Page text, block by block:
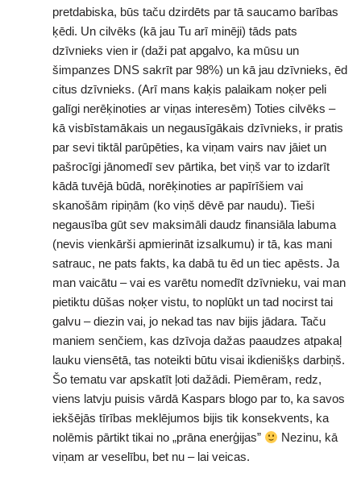
pretdabiska, būs taču dzirdēts par tā saucamo barības
ķēdi. Un cilvēks (kā jau Tu arī minēji) tāds pats
dzīvnieks vien ir (daži pat apgalvo, ka mūsu un
šimpanzes DNS sakrīt par 98%) un kā jau dzīvnieks, ēd
citus dzīvnieks. (Arī mans kaķis palaikam noķer peli
galīgi nerēķinoties ar viņas interesēm) Toties cilvēks –
kā visbīstamākais un negausīgākais dzīvnieks, ir pratis
par sevi tiktāl parūpēties, ka viņam vairs nav jāiet un
pašrocīgi jānomedī sev pārtika, bet viņš var to izdarīt
kādā tuvējā būdā, norēķinoties ar papīrīšiem vai
skanošām ripiņām (ko viņš dēvē par naudu). Tieši
negausība gūt sev maksimāli daudz finansiāla labuma
(nevis vienkārši apmierināt izsalkumu) ir tā, kas mani
satrauc, ne pats fakts, ka dabā tu ēd un tiec apēsts. Ja
man vaicātu – vai es varētu nomedīt dzīvnieku, vai man
pietiktu dūšas noķer vistu, to noplūkt un tad nocirst tai
galvu – diezin vai, jo nekad tas nav bijis jādara. Taču
maniem senčiem, kas dzīvoja dažas paaudzes atpakaļ
lauku viensētā, tas noteikti būtu visai ikdienišķs darbiņš.
Šo tematu var apskatīt ļoti dažādi. Piemēram, redz,
viens latvju puisis vārdā Kaspars blogo par to, ka savos
iekšējās tīrības meklējumos bijis tik konsekvents, ka
nolēmis pārtikt tikai no „prāna enerģijas”
Nezinu, kā
viņam ar veselību, bet nu – lai veicas.